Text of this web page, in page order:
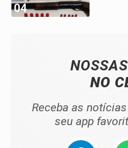
04
NO
Receba as notícias
seu app